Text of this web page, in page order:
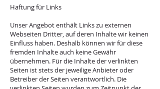
Haftung für Links
Unser Angebot enthält Links zu externen
Webseiten Dritter, auf deren Inhalte wir keinen
Einfluss haben. Deshalb können wir für diese
fremden Inhalte auch keine Gewähr
übernehmen. Für die Inhalte der verlinkten
Seiten ist stets der jeweilige Anbieter oder
Betreiber der Seiten verantwortlich. Die